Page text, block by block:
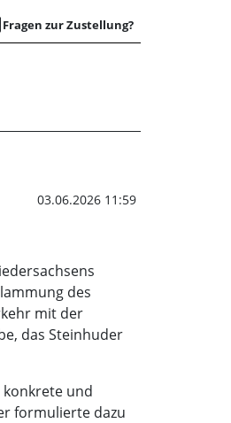
Fragen zur Zustellung?
|
03.06.2026 11:59
des
mit der
das Steinhuder
konkrete und
formulierte dazu